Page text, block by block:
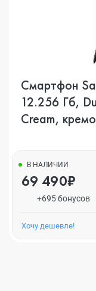
Смартфон
12.256 Гб,
Cream,
В НАЛИЧИИ
69 490₽
+695 бонусов
Хочу дешевле!